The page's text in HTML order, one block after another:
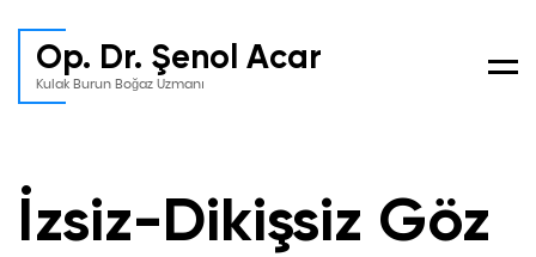
Op. Dr. Şenol Acar
Kulak Burun Boğaz Uzmanı
İzsiz-Dikişsiz Göz